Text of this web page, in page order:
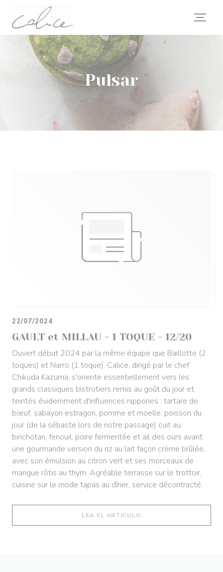
Personalización de sus opciones de cookies
Pulsar
GAULT et MILLAU - 1 TOQUE - 12/20
22/07/2024
Ouvert début 2024 par la même équipe que Baillotte (2
toques) et Narro (1 toque), Calice, dirigé par le chef
Chikuda Kazuma, s'oriente essentiellement vers les
grands classiques bistrotiers remis au goût du jour et
teintés évidemment d'influences nippones : tartare de
bœuf, sabayon estragon, pomme et moelle, poisson du
jour (de la sébaste lors de notre passage) cuit au
binchotan, fenouil, poire fermentée et ail des ours avant
une gourmande version du riz au lait façon crème brûlée,
avec son émulsion au citron vert et ses morceaux de
mangue rôtis au thym. Agréable terrasse sur le trottoir,
cuisine sur le mode tapas au dîner, service décontracté.
LEA EL ARTICULO